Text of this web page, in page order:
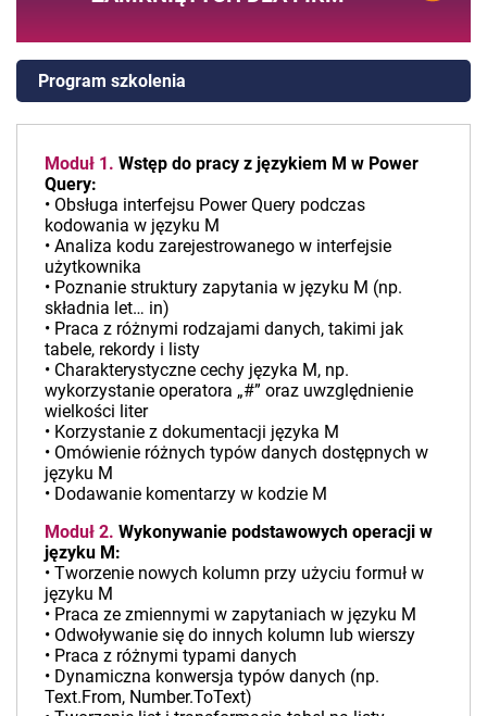
Program szkolenia
Moduł 1. Wstęp do pracy z językiem M w Power
Query:
• Obsługa interfejsu Power Query podczas
kodowania w języku M
• Analiza kodu zarejestrowanego w interfejsie
użytkownika
• Poznanie struktury zapytania w języku M (np.
składnia let… in)
• Praca z różnymi rodzajami danych, takimi jak
tabele, rekordy i listy
• Charakterystyczne cechy języka M, np.
wykorzystanie operatora „#” oraz uwzględnienie
wielkości liter
• Korzystanie z dokumentacji języka M
• Omówienie różnych typów danych dostępnych w
języku M
• Dodawanie komentarzy w kodzie M
Moduł 2. Wykonywanie podstawowych operacji w
języku M:
• Tworzenie nowych kolumn przy użyciu formuł w
języku M
• Praca ze zmiennymi w zapytaniach w języku M
• Odwoływanie się do innych kolumn lub wierszy
• Praca z różnymi typami danych
• Dynamiczna konwersja typów danych (np.
Text.From, Number.ToText)